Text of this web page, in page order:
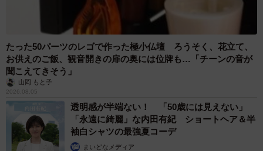
たった50パーツのレゴで作った極小仏壇 ろうそく、花立て、
お供えのご飯、観音開きの扉の奥には位牌も…「チーンの音が
聞こえてきそう」
山岡 もと子
2026.08.05
透明感が半端ない！ 「50歳には見えない」
「永遠に綺麗」な内田有紀 ショートヘア＆半
袖白シャツの最強夏コーデ
まいどなメディア